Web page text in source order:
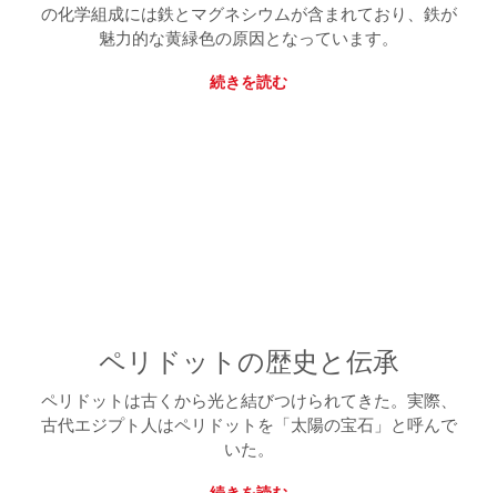
の化学組成には鉄とマグネシウムが含まれており、鉄が
魅力的な黄緑色の原因となっています。
続きを読む
ペリドットの歴史と伝承
ペリドットは古くから光と結びつけられてきた。実際、
古代エジプト人はペリドットを「太陽の宝石」と呼んで
いた。